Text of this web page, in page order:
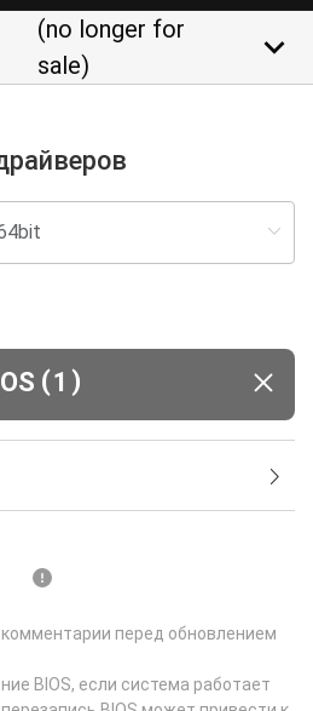
(no longer for
sale)
keyboard_arrow_down
(1 )
перед обновлением
BIOS, если система работает